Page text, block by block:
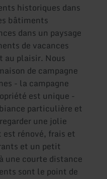
historiques dans
bâtiments
dans un paysage
de vacances
au plaisir. Nous
de campagne
- la campagne
est unique -
particulière et
une jolie
rénové, frais et
et un petit
une courte distance
sont le point de